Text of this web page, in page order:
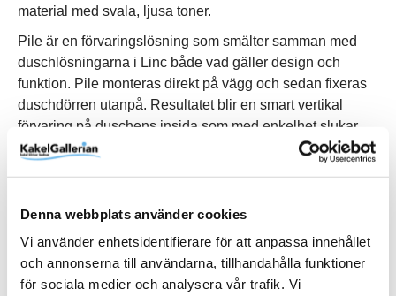
Denna webbplats använder cookies
Vi använder enhetsidentifierare för att anpassa innehållet
och annonserna till användarna, tillhandahålla funktioner
för sociala medier och analysera vår trafik. Vi
material med svala, ljusa toner.
Pile är en förvaringslösning som smälter samman med
duschlösningarna i Linc både vad gäller design och
funktion. Pile monteras direkt på vägg och sedan fixeras
duschdörren utanpå. Resultatet blir en smart vertikal
förvaring på duschens insida som med enkelhet slukar
familjens alla schampo- och duschflaskor utan att ta extra
onödig plats i själva duschytan. Pile kommer med fem
behov. Skruvas i vägg alternativt limmas upp med Safe-